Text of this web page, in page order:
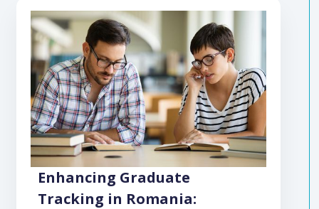
Enhancing Graduate
Tracking in Romania: